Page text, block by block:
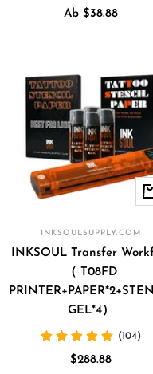
Angebotspreis
Ab $38.88
INKSOULSUPPLY.COM
INKSOUL Transfer
（ T08FD
GEL*4）
(104)
Angebotspreis
$288.88